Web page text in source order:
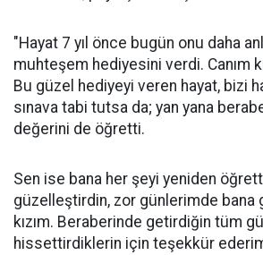
"Hayat 7 yıl önce bugün onu daha
muhteşem hediyesini verdi. Canım
Bu güzel hediyeyi veren hayat, bizi
sınava tabi tutsa da; yan yana
değerini de öğretti.
Sen ise bana her şeyi yeniden
güzelleştirdin, zor günlerimde bana
kızım. Beraberinde getirdiğin tüm
hissettirdiklerin için teşekkür